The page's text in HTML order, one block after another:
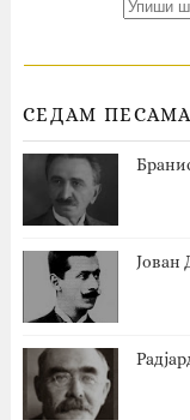
СЕДАМ